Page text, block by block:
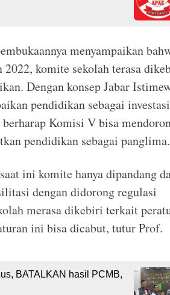
menyampaikan
2022, komite sekolah terasa
Dengan konsep Jabar
pendidikan sebagai investasi
Komisi V bisa
pendidikan sebagai panglima.
ini komite hanya dipandang
dengan didorong regulasi
merasa dikebiri terkait
ini bisa dicabut, tutur Prof.
BATALKAN hasil PCMB,